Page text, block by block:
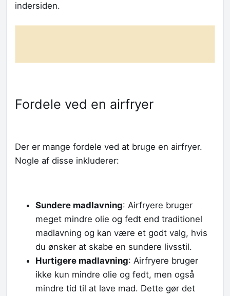
indersiden.
Fordele ved en airfryer
Der er mange fordele ved at bruge en airfryer.
Nogle af disse inkluderer:
Sundere madlavning: Airfryere bruger
meget mindre olie og fedt end traditionel
madlavning og kan være et godt valg, hvis
du ønsker at skabe en sundere livsstil.
Hurtigere madlavning: Airfryere bruger
ikke kun mindre olie og fedt, men også
mindre tid til at lave mad. Dette gør det